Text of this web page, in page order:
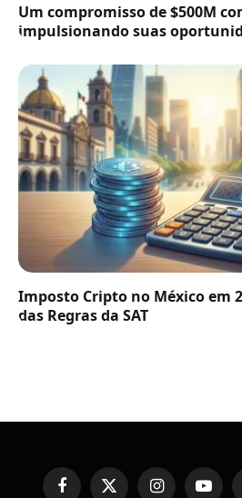
Um compromisso de $500M
impulsionando suas
Imposto Cripto no México em
das Regras da SAT
FacebookX Instagram